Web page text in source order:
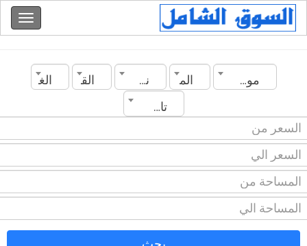
موريتانيا المدينة نوع العقار القسم
الغرف
تاريخ الانشاء